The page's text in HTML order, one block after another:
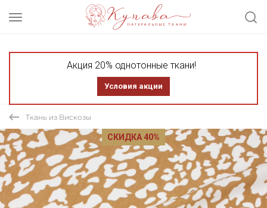
Акция 20% однотонные ткани!
Условия акции
Ткань из Вискозы
СКИДКА 40%